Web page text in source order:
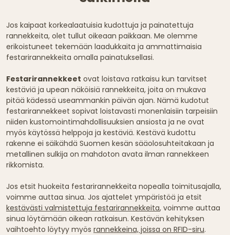
Jos kaipaat korkealaatuisia kudottuja ja painatettuja
rannekkeita, olet tullut oikeaan paikkaan. Me olemme
erikoistuneet tekemään laadukkaita ja ammattimaisia
festarirannekkeita omalla painatuksellasi.
Festarirannekkeet ovat loistava ratkaisu kun tarvitset
kestäviä ja upean näköisiä rannekkeita, joita on mukava
pitää kädessä useammankin päivän ajan. Nämä kudotut
festarirannekkeet sopivat loistavasti monenlaisiin tarpeisiin
niiden kustomointimahdollisuuksien ansiosta ja ne ovat
myös käytössä helppoja ja kestäviä. Kestävä kudottu
rakenne ei säikähdä Suomen kesän sääolosuhteitakaan ja
metallinen sulkija on mahdoton avata ilman rannekkeen
rikkomista.
Jos etsit huokeita festarirannekkeita nopealla toimitusajalla,
voimme auttaa sinua. Jos ajattelet ympäristöä ja etsit
kestävästi valmistettuja festarirannekkeita, voimme auttaa
sinua löytämään oikean ratkaisun. Kestävän kehityksen
vaihtoehto löytyy myös rannekkeina, joissa on RFID-siru.